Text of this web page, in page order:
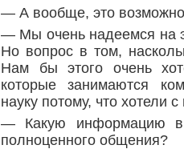
— А вообще, это
— Мы очень надеемся на
Но вопрос в том,
Нам бы этого очень
которые занимаются
науку потому, что хотели
— Какую информацию
полноценного общения?